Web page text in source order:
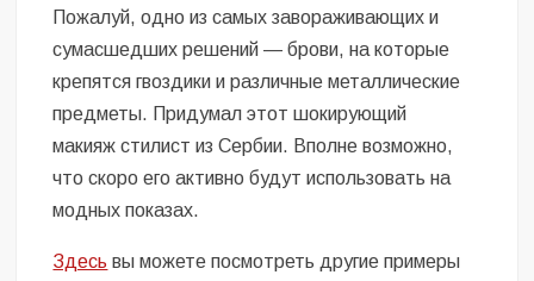
Пожалуй, одно из самых завораживающих и
сумасшедших решений — брови, на которые
крепятся гвоздики и различные металлические
предметы. Придумал этот шокирующий
макияж стилист из Сербии. Вполне возможно,
что скоро его активно будут использовать на
модных показах.
Здесь вы можете посмотреть другие примеры